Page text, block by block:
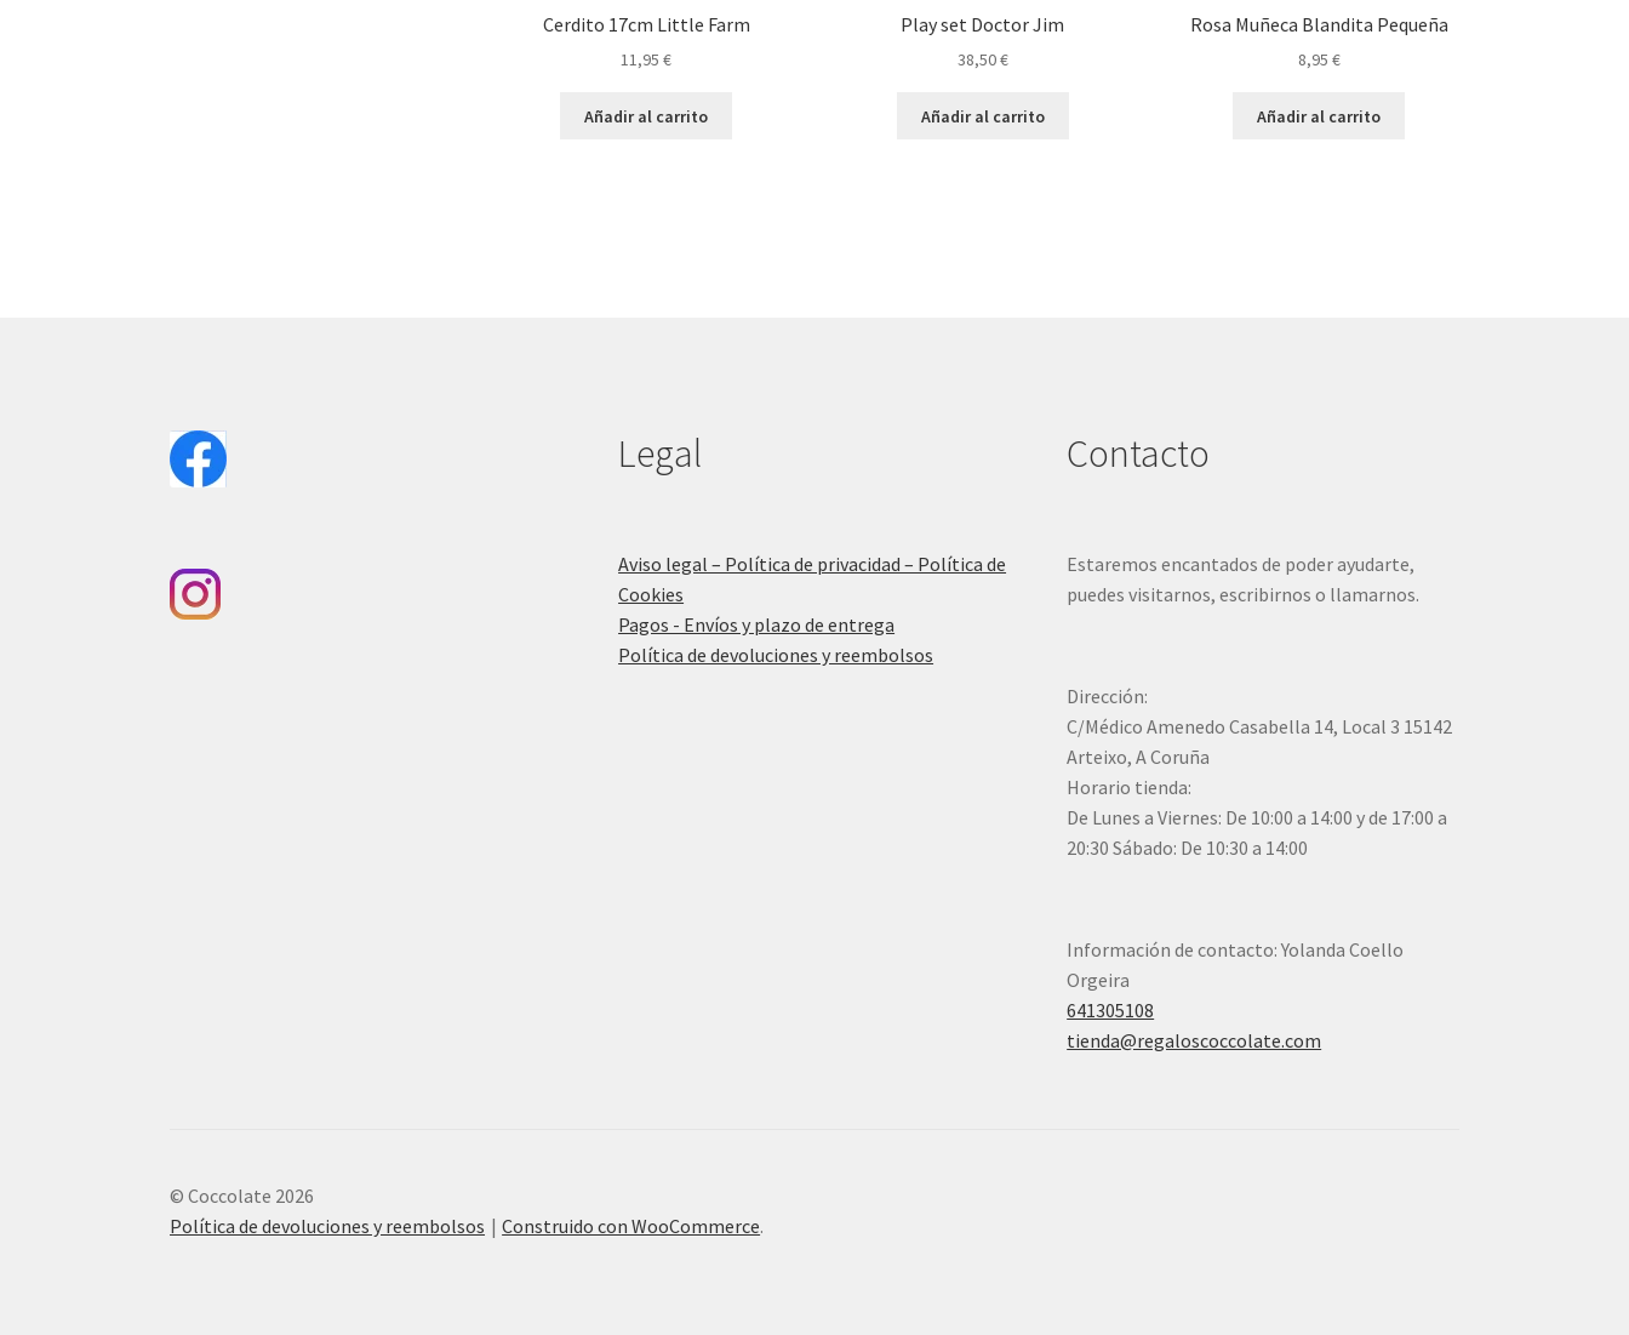
Cerdito 17cm Little Farm
11,95€
Añadir al carrito
Play set Doctor Jim
38,50€
Añadir al carrito
Rosa Muñeca Blandita Pequeña
8,95 €
Añadir al carrito
Legal
Aviso legal – Política de privacidad – Política de
Cookies
Pagos - Envíos y plazo de entrega
Política de devoluciones y reembolsos
Contacto
Estaremos encantados de poder ayudarte,
puedes visitarnos, escribirnos o llamarnos.
Dirección:
C/Médico Amenedo Casabella 14, Local 3 15142
Arteixo, A Coruña
Horario tienda:
De Lunes a Viernes: De 10:00 a 14:00 y de 17:00 a
20:30 Sábado: De 10:30 a 14:00
Información de contacto: Yolanda Coello
Orgeira
641305108
tienda@regaloscoccolate.com
© Coccolate 2026
Política de devoluciones y reembolsos
Construido con WooCommerce.